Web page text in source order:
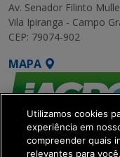
Av. Senador Filinto
Vila Ipiranga - Campo
CEP: 79074-902
MAPA
Utilizamos cookies
experiência em
compreender quais
relevantes para